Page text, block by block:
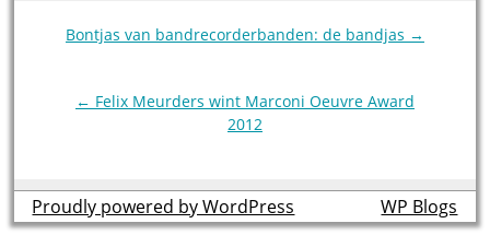
jaren heen en een aantal
PostBontjas van bandrecorderbanden: de bandjas →
← Felix Meurders wint Marconi Oeuvre Award
2012
Proudly powered by WordPress theme byWP Blogs